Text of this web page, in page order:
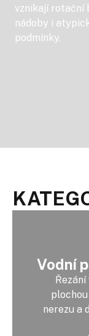
vznikají rotační
nádoby i
podmínky.
Vodní
nerezu a